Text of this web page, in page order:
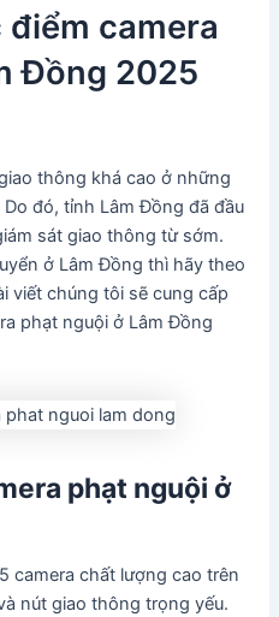
điểm camera
Đồng 2025
thông khá cao ở những
đó, tỉnh Lâm Đồng đã đầu
sát giao thông từ sớm.
ở Lâm Đồng thì hãy theo
viết chúng tôi sẽ cung cấp
phạt nguội ở Lâm Đồng
phạt nguội ở
camera chất lượng cao trên
nút giao thông trọng yếu.